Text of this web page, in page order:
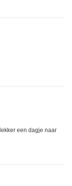
een dagje naar